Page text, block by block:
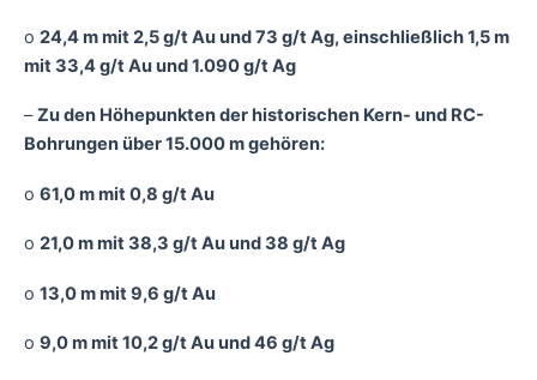
o 24,4 m mit 2,5 g/t Au und 73 g/t Ag, einschließlich 1,5 m
mit 33,4 g/t Au und 1.090 g/t Ag
–Zu den Höhepunkten der historischen Kern- und RC-
Bohrungen über 15.000 m gehören:
o 61,0 m mit 0,8 g/t Au
o 21,0 m mit 38,3 g/t Au und 38 g/t Ag
o 13,0 m mit 9,6 g/t Au
o 9,0 m mit 10,2 g/t Au und 46 g/t Ag